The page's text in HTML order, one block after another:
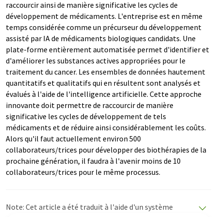
raccourcir ainsi de manière significative les cycles de
développement de médicaments. L'entreprise est en même
temps considérée comme un précurseur du développement
assisté par IA de médicaments biologiques candidats. Une
plate-forme entièrement automatisée permet d'identifier et
d'améliorer les substances actives appropriées pour le
traitement du cancer. Les ensembles de données hautement
quantitatifs et qualitatifs qui en résultent sont analysés et
évalués à l'aide de l'intelligence artificielle. Cette approche
innovante doit permettre de raccourcir de manière
significative les cycles de développement de tels
médicaments et de réduire ainsi considérablement les coûts.
Alors qu'il faut actuellement environ 500
collaborateurs/trices pour développer des biothérapies de la
prochaine génération, il faudra à l'avenir moins de 10
collaborateurs/trices pour le même processus.
Note: Cet article a été traduit à l'aide d'un système